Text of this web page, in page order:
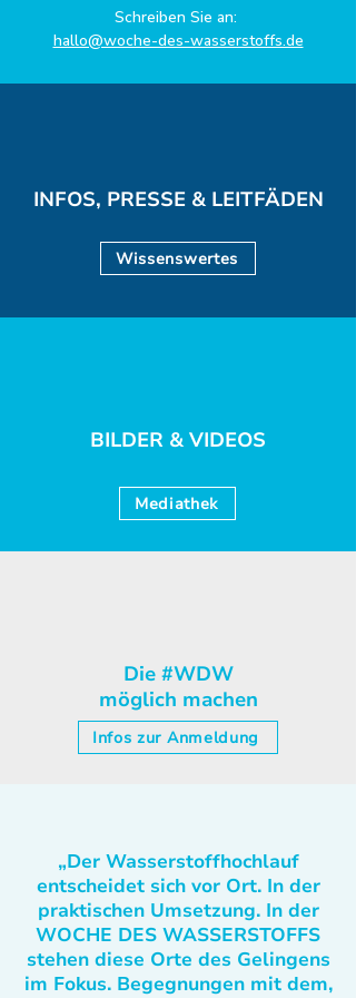
Schreiben Sie an:
hallo@woche-des-wasserstoffs.de
INFOS, PRESSE & LEITFÄDEN
Wissenswertes
BILDER & VIDEOS
Mediathek
Die #WDW
möglich machen
Infos zur Anmeldung
„Der Wasserstoffhochlauf
entscheidet sich vor Ort. In der
praktischen Umsetzung. In der
WOCHE DES WASSERSTOFFS
stehen diese Orte des Gelingens
im Fokus. Begegnungen mit dem,